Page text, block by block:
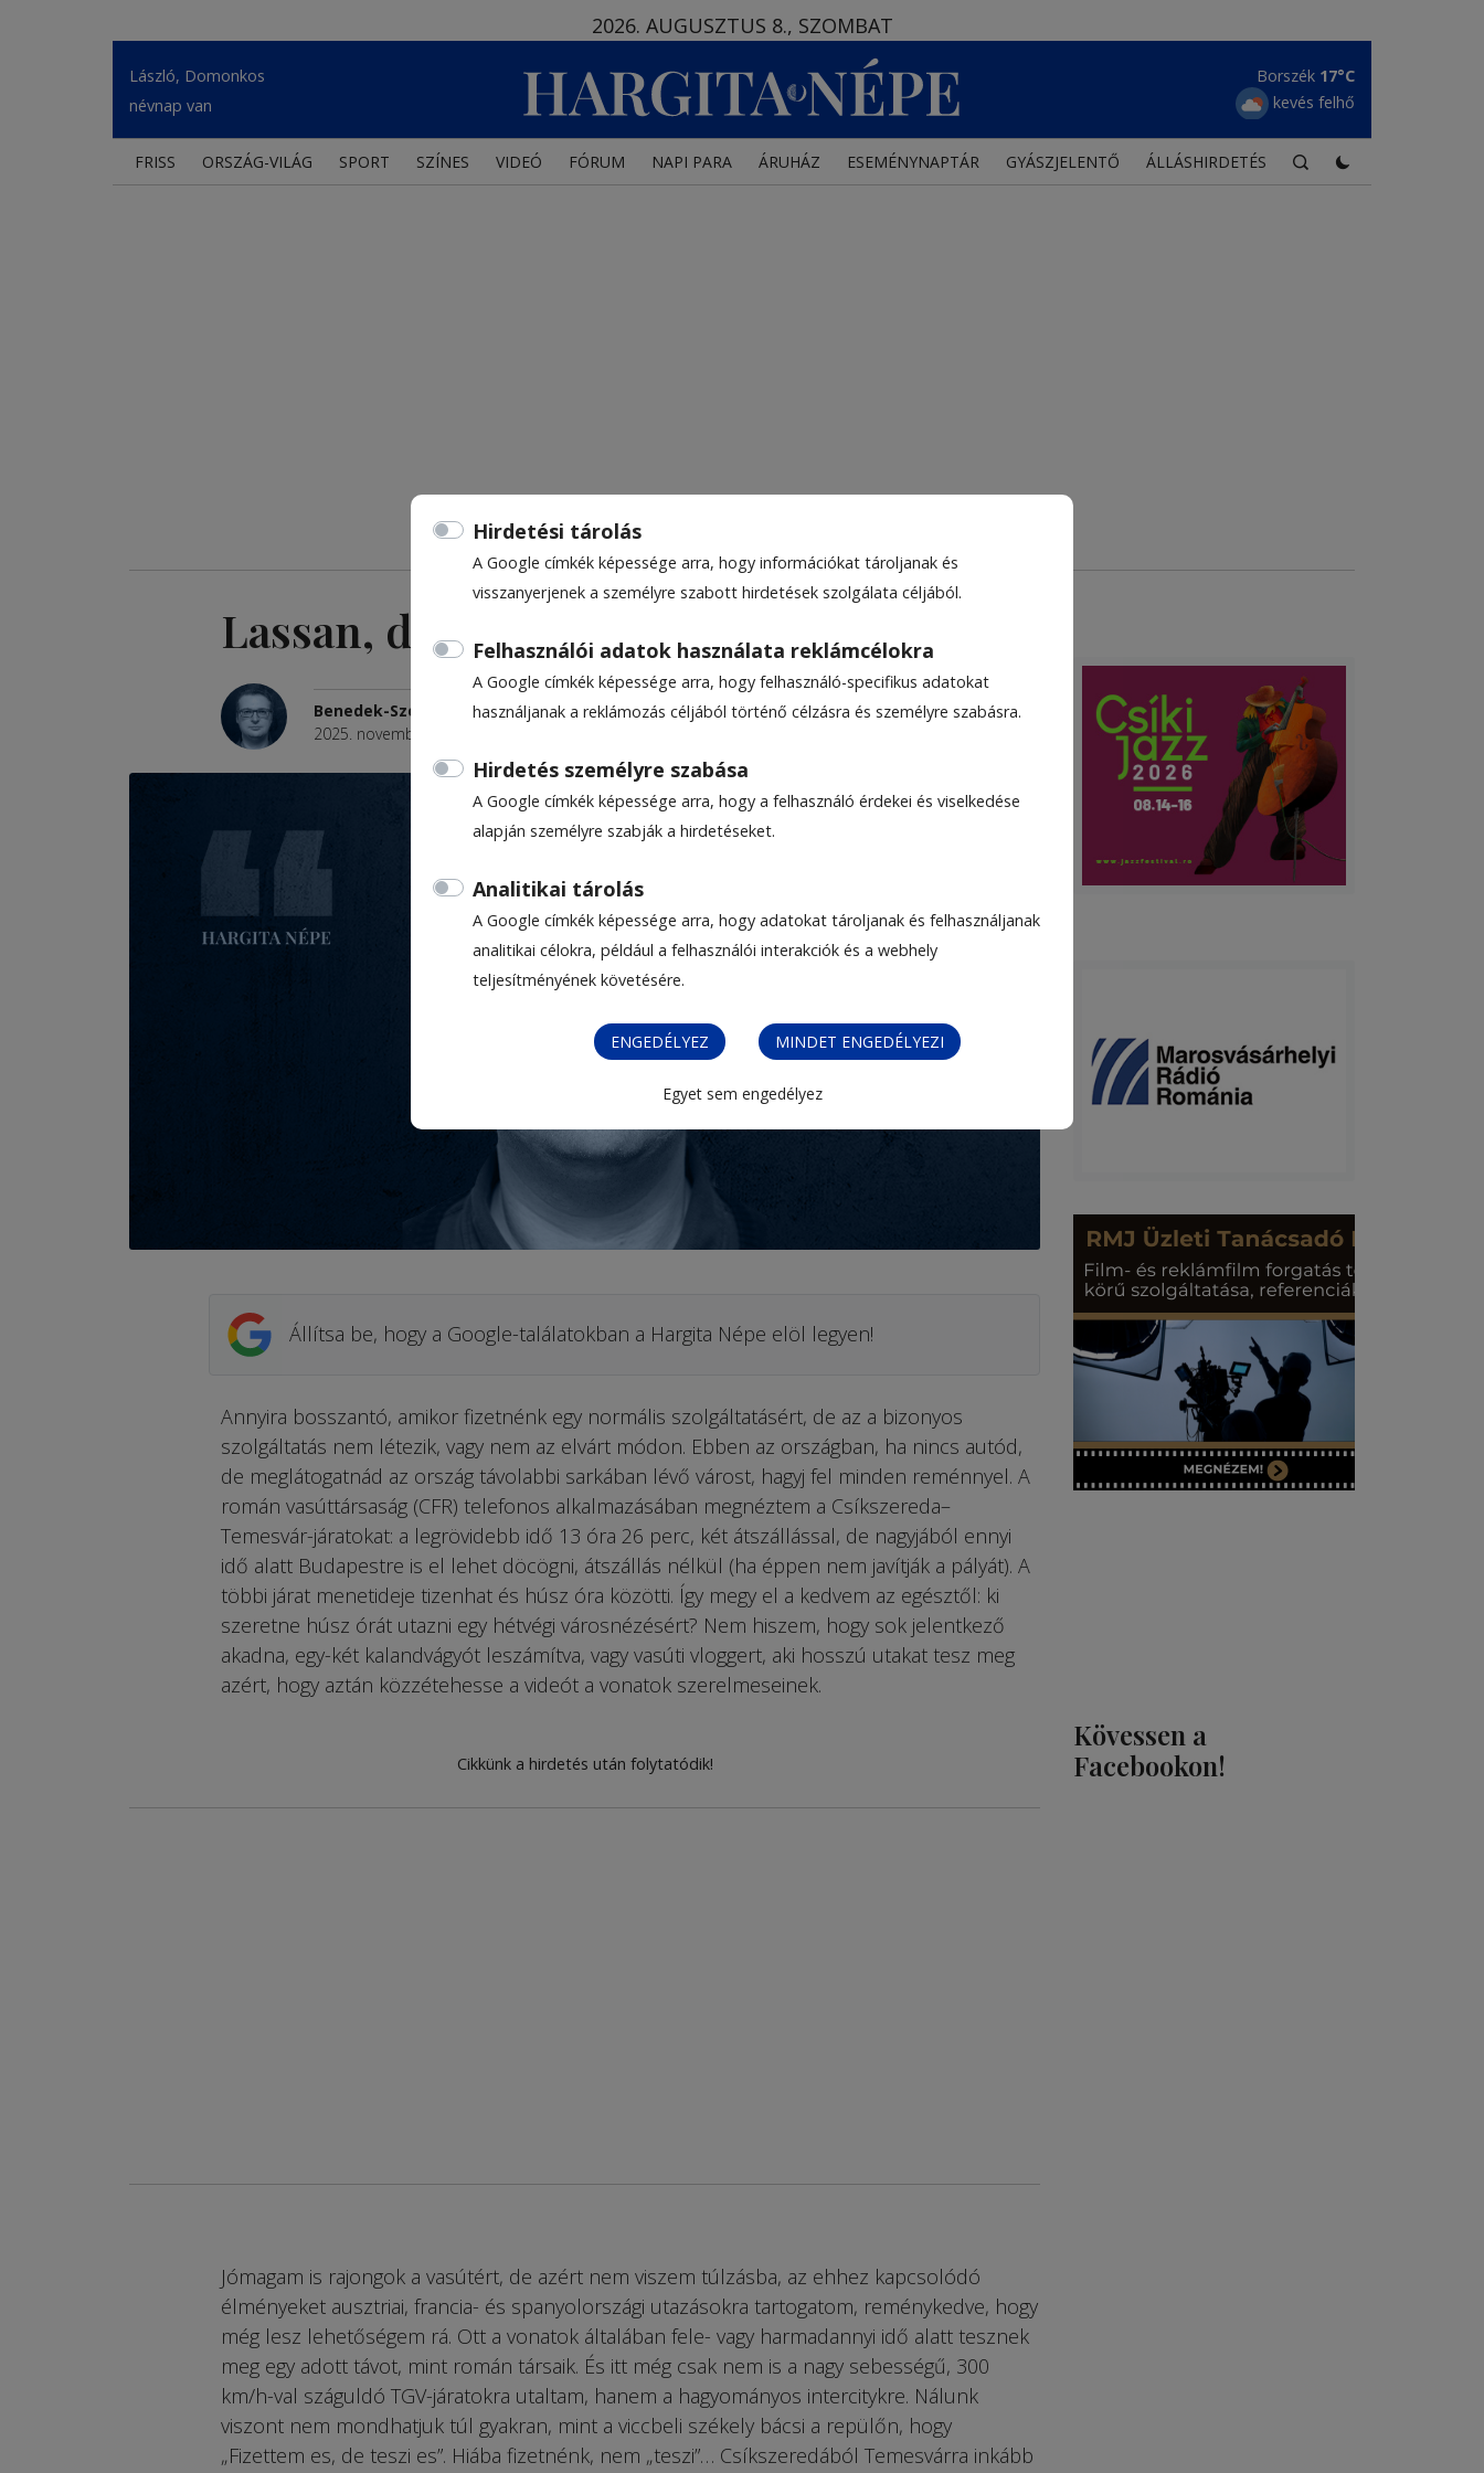
Hirdetési tárolás
A Google címkék képessége arra, hogy információkat tároljanak és
visszanyerjenek a személyre szabott hirdetések szolgálata céljából.
Felhasználói adatok használata reklámcélokra
A Google címkék képessége arra, hogy felhasználó-specifikus adatokat
használjanak a reklámozás céljából történő célzásra és személyre szabásra.
Hirdetés személyre szabása
A Google címkék képessége arra, hogy a felhasználó érdekei és viselkedése
alapján személyre szabják a hirdetéseket.
Analitikai tárolás
A Google címkék képessége arra, hogy adatokat tároljanak és felhasználjanak
analitikai célokra, például a felhasználói interakciók és a webhely
teljesítményének követésére.
ENGEDÉLYEZ MINDET ENGEDÉLYEZI
Egyet sem engedélyez
2026. AUGUSZTUS 8., SZOMBAT
László, Domonkos
névnap van
Borszék 17°C
kevés felhő
FRISS ORSZÁG-VILÁG SPORT SZÍNES VIDEÓ FÓRUM NAPI PARA ÁRUHÁZ ESEMÉNYNAPTÁR GYÁSZJELENTŐ ÁLLÁSHIRDETÉS
Lassan, de biztosan
Benedek-Székedy Sándor
2025. november 25., 10:35
Állítsa be, hogy a Google-találatokban a Hargita Népe elöl legyen!
Annyira bosszantó, amikor fizetnénk egy normális szolgáltatásért, de az a bizonyos
szolgáltatás nem létezik, vagy nem az elvárt módon. Ebben az országban, ha nincs autód,
de meglátogatnád az ország távolabbi sarkában lévő várost, hagyj fel minden reménnyel. A
román vasúttársaság (CFR) telefonos alkalmazásában megnéztem a Csíkszereda–
Temesvár-járatokat: a legrövidebb idő 13 óra 26 perc, két átszállással, de nagyjából ennyi
idő alatt Budapestre is el lehet döcögni, átszállás nélkül (ha éppen nem javítják a pályát). A
többi járat menetideje tizenhat és húsz óra közötti. Így megy el a kedvem az egésztől: ki
szeretne húsz órát utazni egy hétvégi városnézésért? Nem hiszem, hogy sok jelentkező
akadna, egy-két kalandvágyót leszámítva, vagy vasúti vloggert, aki hosszú utakat tesz meg
azért, hogy aztán közzétehesse a videót a vonatok szerelmeseinek.
Cikkünk a hirdetés után folytatódik!
Jómagam is rajongok a vasútért, de azért nem viszem túlzásba, az ehhez kapcsolódó
élményeket ausztriai, francia- és spanyolországi utazásokra tartogatom, reménykedve, hogy
még lesz lehetőségem rá. Ott a vonatok általában fele- vagy harmadannyi idő alatt tesznek
meg egy adott távot, mint román társaik. És itt még csak nem is a nagy sebességű, 300
km/h-val száguldó TGV-járatokra utaltam, hanem a hagyományos intercitykre. Nálunk
viszont nem mondhatjuk túl gyakran, mint a viccbeli székely bácsi a repülőn, hogy
„Fizettem es, de teszi es”. Hiába fizetnénk, nem „teszi”… Csíkszeredából Temesvárra inkább
Kövessen a
Facebookon!